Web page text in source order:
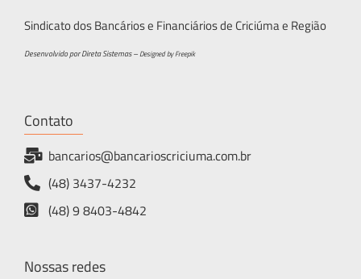
Sindicato dos Bancários e Financiários de Criciúma e Região
Desenvolvido por Direta Sistemas –Designed by Freepik
Contato
bancarios@bancarioscriciuma.com.br
(48) 3437-4232
(48) 9 8403-4842
Nossas redes